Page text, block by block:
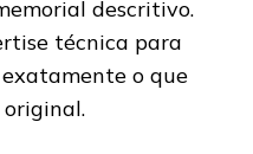
descritivo.
técnica para
o que